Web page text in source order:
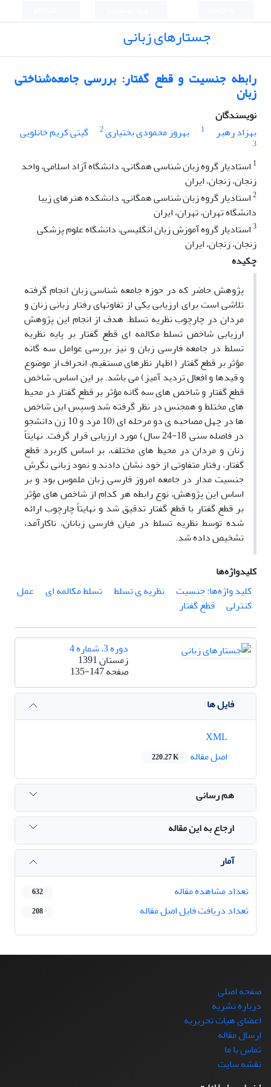
جستارهای زبانی
رابطه جنسیت و قطع گفتار: بررسی جامعه‌شناختی
زبان
نویسندگان
بهزاد رهبر
1 بهروز محمودی بختیاری2 گیتی کریم خانلویی
3
1 استادیار گروه زبان شناسی همگانی، دانشگاه آزاد اسلامی، واحد
زنجان، زنجان، ایران
2استادیار گروه زبان شناسی همگانی، دانشکده هنرهای زیبا
دانشگاه تهران، تهران، ایران
3استادیار گروه آموزش زبان انگلیسی، دانشگاه علوم پزشکی
زنجان، زنجان، ایران
چکیده
پژوهش حاضر که در حوزه جامعه شناسی زبان انجام گرفته
تلاشی است برای ارزیابی یکی از تفاوتهای رفتار زبانی زنان و
مردان در چارچوب نظریه تسلط. هدف از انجام این پژوهش
ارزیابی شاخص تسلط مکالمه ای قطع گفتار بر پایه نظریه
تسلط در جامعه فارسی زبان و نیز بررسی عوامل سه گانه
مؤثر بر قطع گفتار ( اظهار نظرهای مستقیم، انحراف از موضوع
و قیدها و افعال تردید آمیز) می باشد. بر این اساس، شاخص
قطع گفتار و شاخص های سه گانه مؤثر بر قطع گفتار در محیط
های مختلط و همجنس در نظر گرفته شد وسپس این شاخص
ها در چهل مصاحبه ی دو مرحله ای (10 مرد و 10 زن دانشجو
در فاصله سنی 18-24 سال) مورد ارزیابی قرار گرفت. نهایتاً
زنان و مردان در محیط های مختلف، بر اساس کاربرد قطع
گفتار، رفتار متفاوتی از خود نشان دادند و نمود زبانی نگرشِ
جنسیت مدار در جامعه امروز فارسی زبان ملموس بود و بر
اساس این پژوهش، نوع رابطه هر کدام از شاخص های مؤثر
بر قطع گفتار با قطع گفتار تدقیق شد و نهایتاً چارچوب ارائه
شده توسط نظریه تسلط در میان فارسی زبانان، ناکارآمد،
تشخیص داده شد.
کلیدواژه‌ها
کلید واژه‌ها: جنسیت
نظریه ی تسلط تسلط مکالمه ای
عمل
کنترلی
قطع گفتار
دوره 3، شماره 4
زمستان 1391
صفحه135-147
فایل ها
اصل مقاله
220.27 K
هم رسانی
ارجاع به این مقاله
آمار
تعداد مشاهده مقاله
632
تعداد دریافت فایل اصل مقاله 208
صفحه اصلی
درباره نشریه
اعضای هیات تحریریه
ارسال مقاله
تماس با ما
نقشه سایت